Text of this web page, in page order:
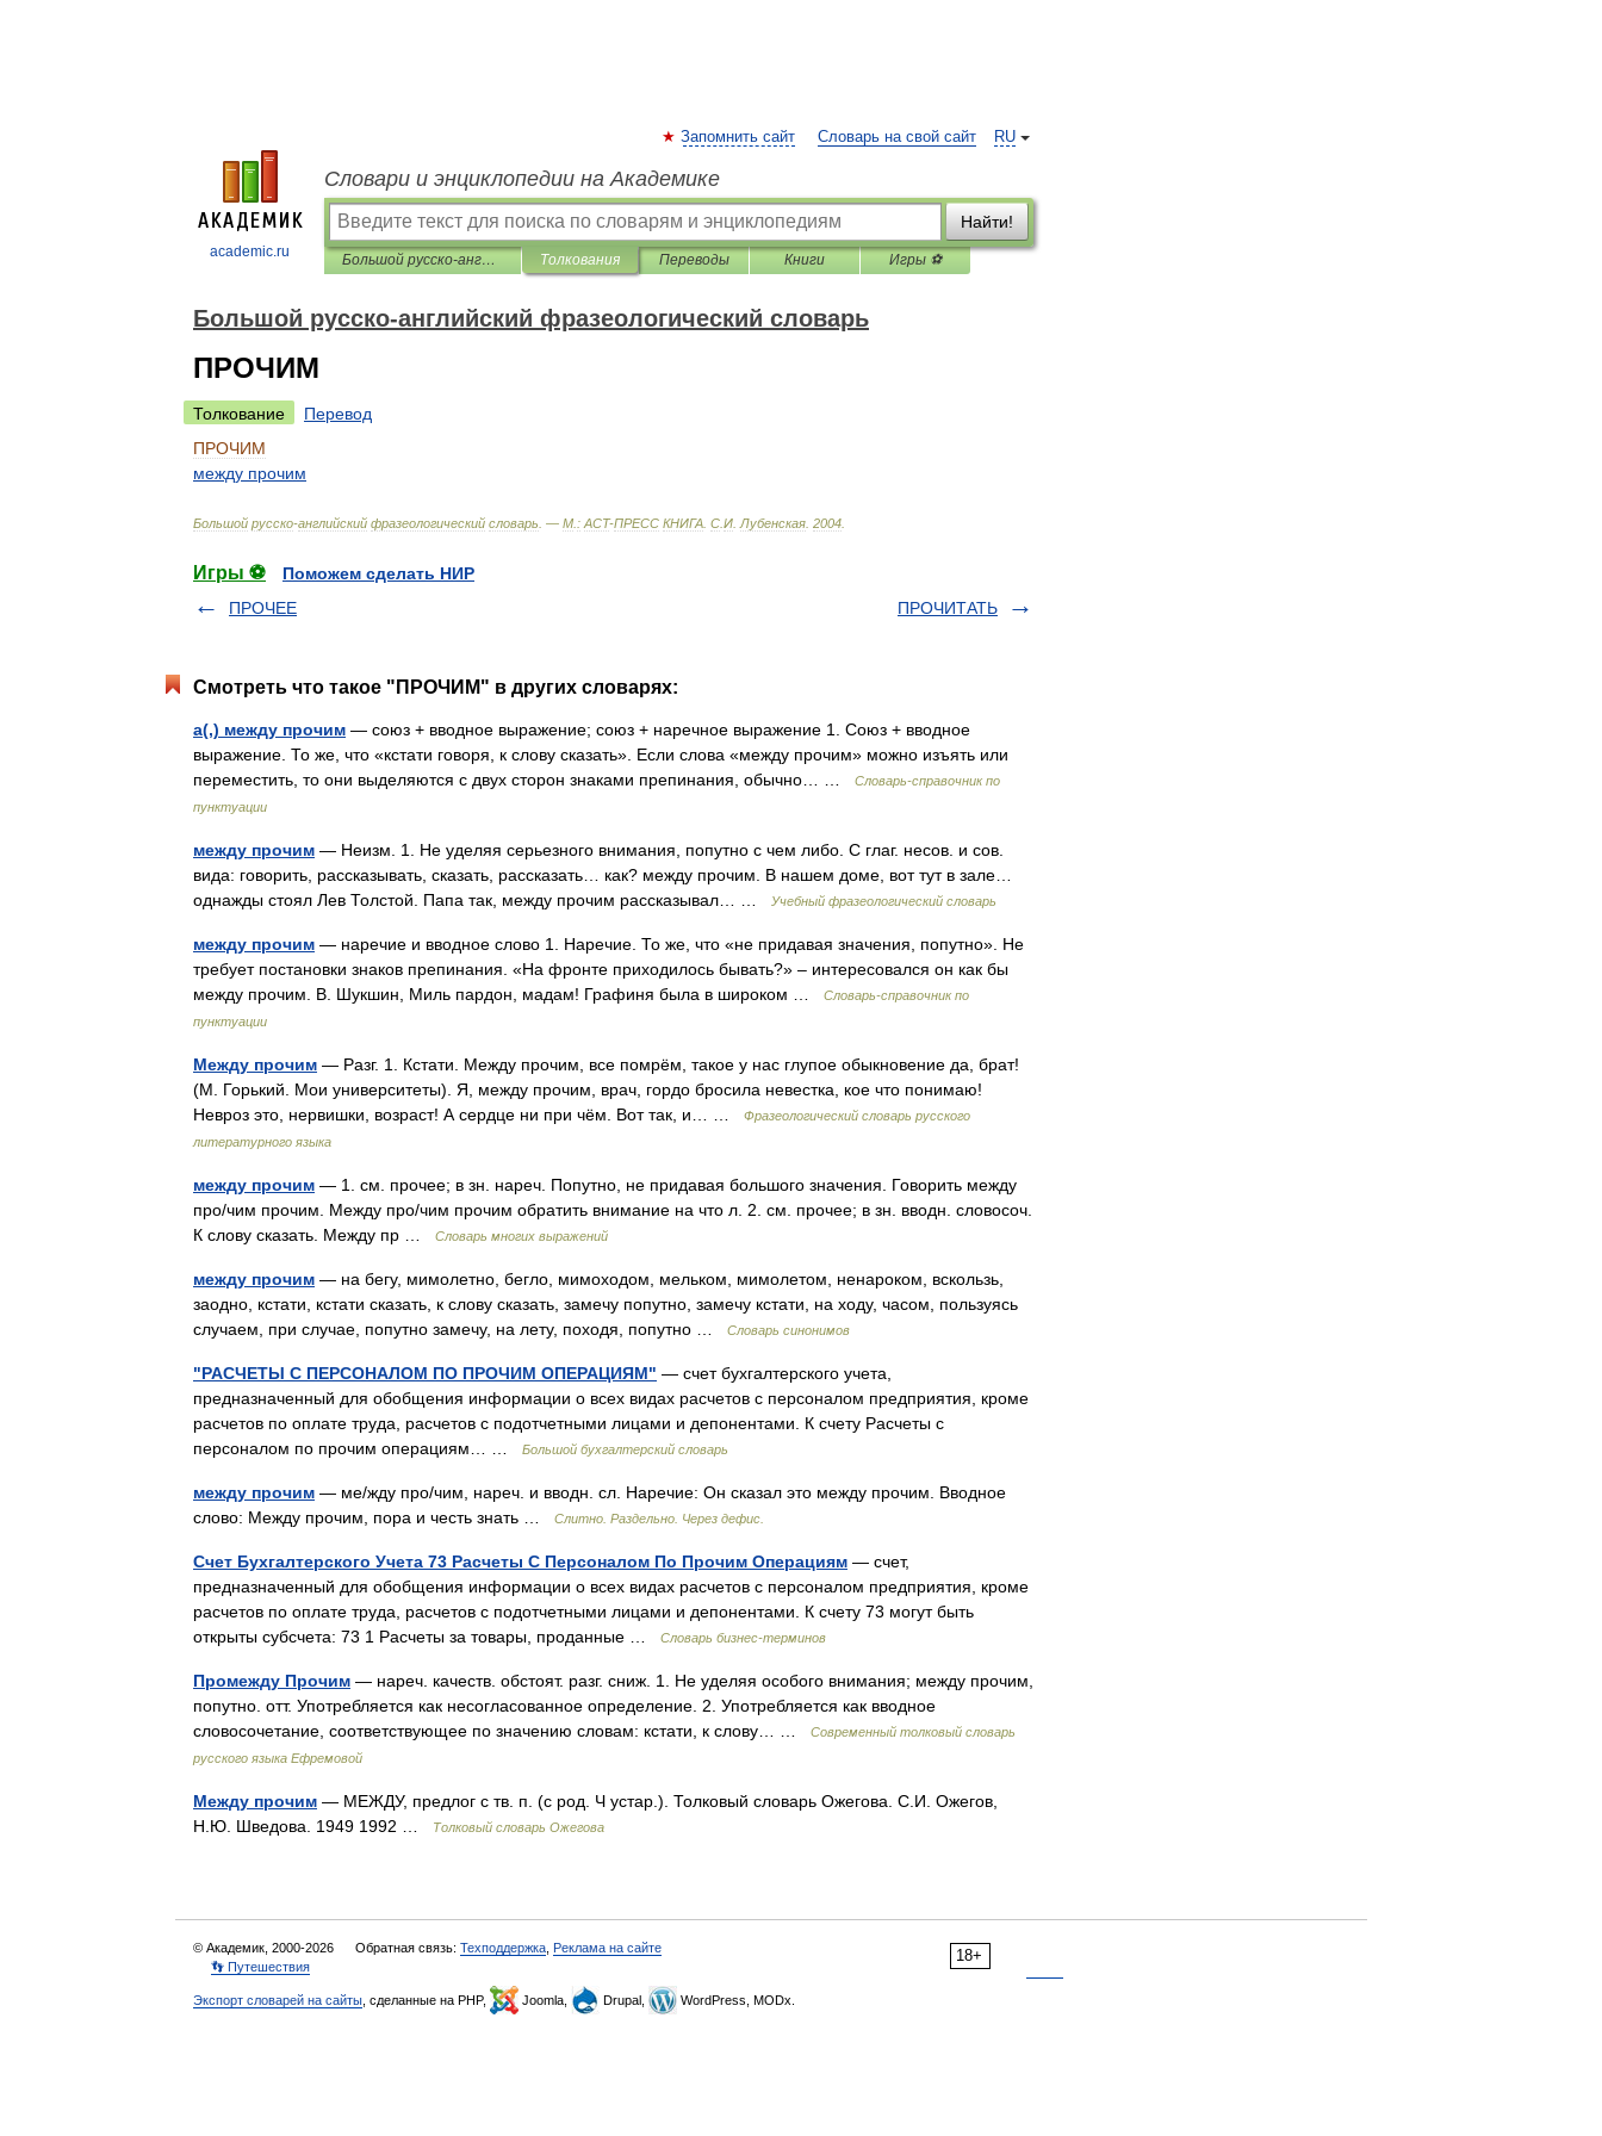
academic.ru
RU
Запомнить сайт Словарь на свой сайт
Словари и энциклопедии на Академике
Найти!
Большой русско-английский фразеологический словарь Толкования Переводы Книги Игры ⚽
Большой русско-английский фразеологический словарь
ПРОЧИМ
Толкование
Перевод
ПРОЧИМ
между прочим
Большой русско-английский фразеологический словарь . — М : ACT-ПРЕСС КНИГА С И Лубенская 2004
Игры ⚽
Поможем сделать НИР
ПРОЧЕЕ
ПРОЧИТАТЬ
Смотреть что такое "ПРОЧИМ" в других словарях:
а(,) между прочим — союз + вводное выражение; союз + наречное выражение 1. Союз + вводное
выражение. То же, что «кстати говоря, к слову сказать». Если слова «между прочим» можно изъять или
переместить, то они выделяются с двух сторон знаками препинания, обычно… …
Словарь-справочник по
пунктуации
между прочим — Неизм. 1. Не уделяя серьезного внимания, попутно с чем либо. С глаг. несов. и сов.
вида: говорить, рассказывать, сказать, рассказать… как? между прочим. В нашем доме, вот тут в зале…
однажды стоял Лев Толстой. Папа так, между прочим рассказывал… …
Учебный фразеологический словарь
между прочим — наречие и вводное слово 1. Наречие. То же, что «не придавая значения, попутно». Не
требует постановки знаков препинания. «На фронте приходилось бывать?» – интересовался он как бы
между прочим. В. Шукшин, Миль пардон, мадам! Графиня была в широком …
Словарь-справочник по
пунктуации
Между прочим — Разг. 1. Кстати. Между прочим, все помрём, такое у нас глупое обыкновение да, брат!
(М. Горький. Мои университеты). Я, между прочим, врач, гордо бросила невестка, кое что понимаю!
Невроз это, нервишки, возраст! А сердце ни при чём. Вот так, и… …
Фразеологический словарь русского
литературного языка
между прочим — 1. см. прочее; в зн. нареч. Попутно, не придавая большого значения. Говорить между
про/чим прочим. Между про/чим прочим обратить внимание на что л. 2. см. прочее; в зн. вводн. словосоч.
К слову сказать. Между пр …
Словарь многих выражений
между прочим — на бегу, мимолетно, бегло, мимоходом, мельком, мимолетом, ненароком, вскользь,
заодно, кстати, кстати сказать, к слову сказать, замечу попутно, замечу кстати, на ходу, часом, пользуясь
случаем, при случае, попутно замечу, на лету, походя, попутно …
Словарь синонимов
"РАСЧЕТЫ С ПЕРСОНАЛОМ ПО ПРОЧИМ ОПЕРАЦИЯМ" — счет бухгалтерского учета,
предназначенный для обобщения информации о всех видах расчетов с персоналом предприятия, кроме
расчетов по оплате труда, расчетов с подотчетными лицами и депонентами. К счету Расчеты с
персоналом по прочим операциям… …
Большой бухгалтерский словарь
между прочим — ме/жду про/чим, нареч. и вводн. сл. Наречие: Он сказал это между прочим. Вводное
слово: Между прочим, пора и честь знать …
Слитно. Раздельно. Через дефис.
Счет Бухгалтерского Учета 73 Расчеты С Персоналом По Прочим Операциям — счет,
предназначенный для обобщения информации о всех видах расчетов с персоналом предприятия, кроме
расчетов по оплате труда, расчетов с подотчетными лицами и депонентами. К счету 73 могут быть
открыты субсчета: 73 1 Расчеты за товары, проданные …
Словарь бизнес-терминов
Промежду Прочим — нареч. качеств. обстоят. разг. сниж. 1. Не уделяя особого внимания; между прочим,
попутно. отт. Употребляется как несогласованное определение. 2. Употребляется как вводное
словосочетание, соответствующее по значению словам: кстати, к слову… …
Современный толковый словарь
русского языка Ефремовой
Между прочим — МЕЖДУ, предлог с тв. п. (с род. Ч устар.). Толковый словарь Ожегова. С.И. Ожегов,
Н.Ю. Шведова. 1949 1992 …
Толковый словарь Ожегова
18+
© Академик, 2000-2026 Обратная связь: Техподдержка Реклама на сайте
👣 Путешествия
Экспорт словарей на сайты , сделанные на PHP, Joomla, Drupal, WordPress, MODx.